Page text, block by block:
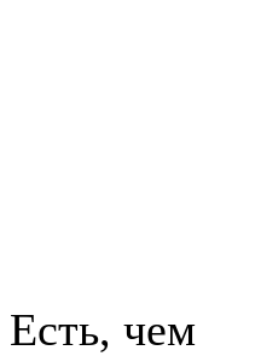
Есть, чем